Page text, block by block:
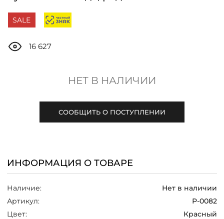
MANAGER@DSTREND.RU
ЗАКАЗАТЬ ЗВОНОК
SALE
16 627
НЕТ В НАЛИЧИИ
СООБЩИТЬ О ПОСТУПЛЕНИИ
ИНФОРМАЦИЯ О ТОВАРЕ
Наличие:
Нет в наличии
Артикул:
Р-0082
Цвет:
Красный